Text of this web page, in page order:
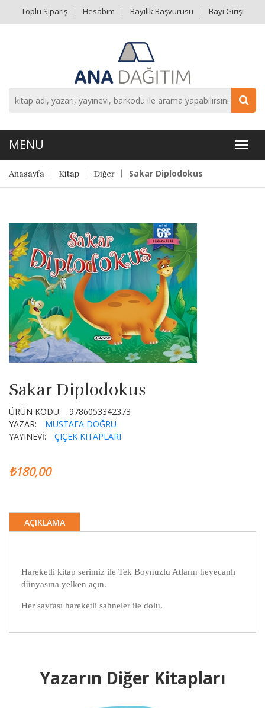
Toplu Sipariş Hesabım Bayilik Başvurusu Bayi Girişi
Anasayfa Kitap Diğer Sakar Diplodokus
Sakar Diplodokus
ÜRÜN KODU:
9786053342373
YAZAR:
MUSTAFA DOĞRU
YAYINEVİ:
ÇIÇEK KITAPLARI
₺180,00
AÇIKLAMA
Hareketli kitap serimiz ile Tek Boynuzlu Atların heyecanlı
dünyasına yelken açın.
Her sayfası hareketli sahneler ile dolu.
Yazarın Diğer Kitapları